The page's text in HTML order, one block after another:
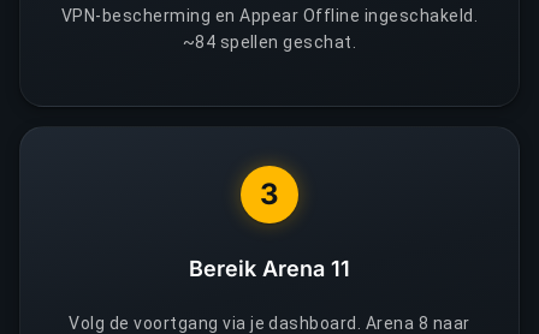
VPN-bescherming en Appear Offline ingeschakeld.
~84 spellen geschat.
3
Bereik Arena 11
Volg de voortgang via je dashboard. Arena 8 naar